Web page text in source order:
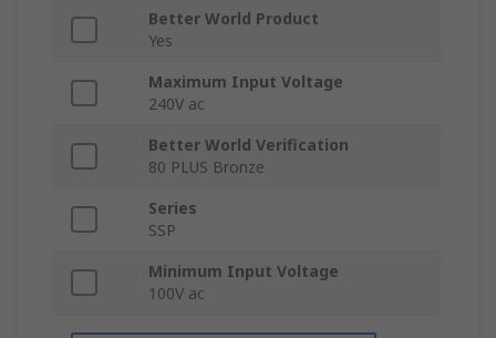
Better World Product
Yes
Maximum Input Voltage
240V ac
Better World Verification
80 PLUS Bronze
Series
SSP
Minimum Input Voltage
100V ac